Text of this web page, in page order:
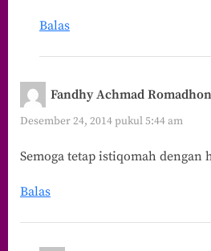
Balas
Fandhy Achmad Romadhon
Desember 24, 2014 pukul 5:44 am
Semoga tetap istiqomah dengan
Balas